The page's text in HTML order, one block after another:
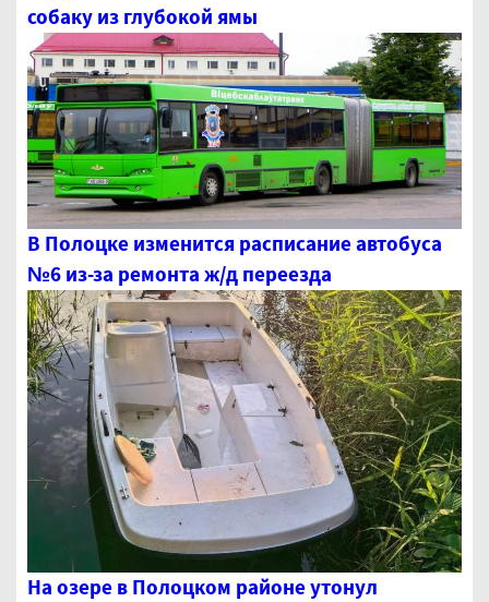
собаку из глубокой ямы
В Полоцке изменится расписание автобуса
№6 из-за ремонта ж/д переезда
На озере в Полоцком районе утонул